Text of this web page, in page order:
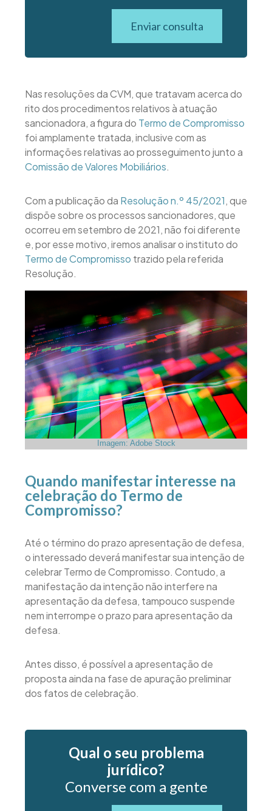
Enviar consulta
Nas resoluções da CVM, que tratavam acerca do
rito dos procedimentos relativos à atuação
sancionadora, a figura do Termo de Compromisso
foi amplamente tratada, inclusive com as
informações relativas ao prosseguimento junto a
Comissão de Valores Mobiliários.
Com a publicação da Resolução n.º 45/2021, que
dispõe sobre os processos sancionadores, que
ocorreu em setembro de 2021, não foi diferente
e, por esse motivo, iremos analisar o instituto do
Termo de Compromisso trazido pela referida
Resolução.
Imagem: Adobe Stock
Quando manifestar interesse na
celebração do Termo de
Compromisso?
Até o término do prazo apresentação de defesa,
o interessado deverá manifestar sua intenção de
celebrar Termo de Compromisso. Contudo, a
manifestação da intenção não interfere na
apresentação da defesa, tampouco suspende
nem interrompe o prazo para apresentação da
defesa.
Antes disso, é possível a apresentação de
proposta ainda na fase de apuração preliminar
dos fatos de celebração.
Qual o seu problema
jurídico?
Converse com a gente